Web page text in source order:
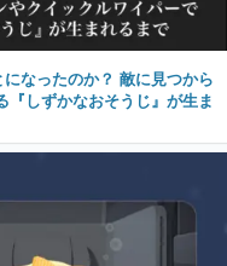
なったのか？ 敵に見つから
しずかなおそうじ』が生ま